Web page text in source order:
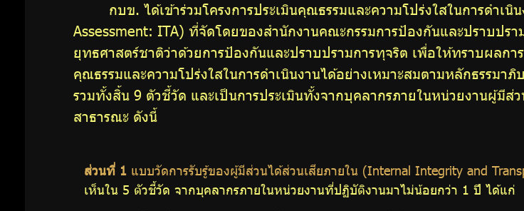
ต่อ
ต้าน
ทุจริต
กบข. ได้เข้าร่วมโครงการประเมินคุณธรรมและความโปร่งใสในการดำ
Assessment: ITA) ที่จัดโดยของสำนักงานคณะกรรมการป้องกันและปราบป
ยุทธศาสตร์ชาติว่าด้วยการป้องกันและปราบปรามการทุจริต เพื่อให้ทราบผลก
คุณธรรมและความโปร่งใสในการดำเนินงานได้อย่างเหมาะสมตามหลักธรรม
รวมทั้งสิ้น 9 ตัวชี้วัด และเป็นการประเมินทั้งจากบุคลากรภายในหน่วยงานผู้มี
สาธารณะ ดังนี้
ส่วนที่ 1 แบบวัดการรับรู้ของผู้มีส่วนได้ส่วนเสียภายใน (Internal Integrity and
เห็นใน 5 ตัวชี้วัด จากบุคลากรภายในหน่วยงานที่ปฏิบัติงานมาไม่น้อยกว่า 1 ปี ได้แก่